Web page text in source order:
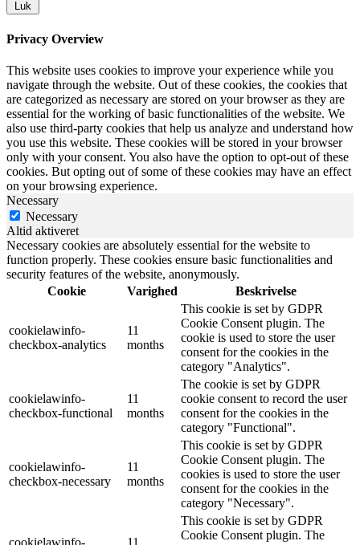
Luk
Privacy Overview
This website uses cookies to improve your experience while you
navigate through the website. Out of these cookies, the cookies that
are categorized as necessary are stored on your browser as they are
essential for the working of basic functionalities of the website. We
also use third-party cookies that help us analyze and understand how
you use this website. These cookies will be stored in your browser
only with your consent. You also have the option to opt-out of these
cookies. But opting out of some of these cookies may have an effect
on your browsing experience.
Necessary
Necessary
Altid aktiveret
Necessary cookies are absolutely essential for the website to
function properly. These cookies ensure basic functionalities and
security features of the website, anonymously.
Cookie
Varighed Beskrivelse
cookielawinfo-
checkbox-analytics
11
months
This cookie is set by GDPR
Cookie Consent plugin. The
cookie is used to store the user
consent for the cookies in the
category "Analytics".
cookielawinfo-
checkbox-functional
11
months
The cookie is set by GDPR
cookie consent to record the user
consent for the cookies in the
category "Functional".
cookielawinfo-
checkbox-necessary
11
months
This cookie is set by GDPR
Cookie Consent plugin. The
cookies is used to store the user
consent for the cookies in the
category "Necessary".
cookielawinfo- 11
This cookie is set by GDPR
Cookie Consent plugin. The